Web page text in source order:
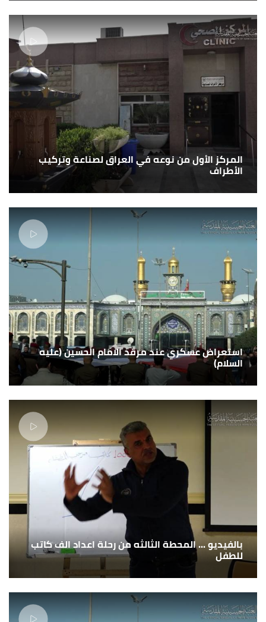
المركز الأول من نوعه في العراق لصناعة وتركيب
الأطراف
استعراض عسكري عند مرقد الامام الحسين (عليه
السلام)
بالفيديو ... المحطة الثالثه من رحلة اعداد الف كاتب
للطفل